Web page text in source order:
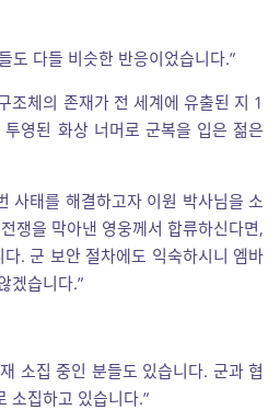
도 다들 비슷한 반응이었습니다.”
조체의 존재가 전 세계에 유출된 지 1
영된 화상 너머로 군복을 입은 젊은
사태를 해결하고자 이원 박사님을 소
쟁을 막아낸 영웅께서 합류하신다면,
. 군 보안 절차에도 익숙하시니 엠바
겠습니다.”
소집 중인 분들도 있습니다. 군과 협
소집하고 있습니다.”